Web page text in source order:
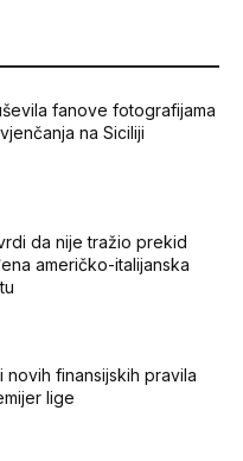
fanove fotografijama
na Siciliji
da nije tražio prekid
američko-italijanska
novih finansijskih pravila
lige